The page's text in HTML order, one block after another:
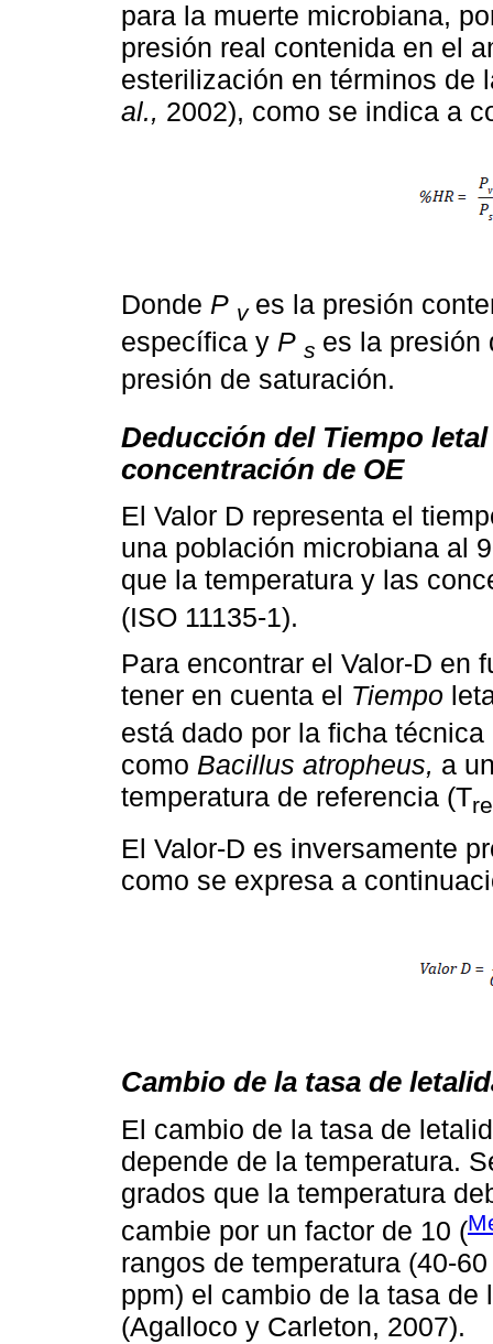
para la muerte microbiana,
presión real contenida en el
esterilización en términos de
al., 2002), como se indica a
Donde P v es la presión
específica y P s es la presión
presión de saturación.
Deducción del Tiempo
concentración de OE
El Valor D representa el
una población microbiana al
que la temperatura y las
(ISO 11135-1).
Para encontrar el Valor-D en
tener en cuenta el Tiempo
está dado por la ficha
como Bacillus atropheus, a
temperatura de referencia (T
El Valor-D es inversamente
como se expresa a
Cambio de la tasa de
El cambio de la tasa de
depende de la temperatura.
grados que la temperatura
cambie por un factor de 10 (
rangos de temperatura (40-
ppm) el cambio de la tasa de
(Agalloco y Carleton, 2007).